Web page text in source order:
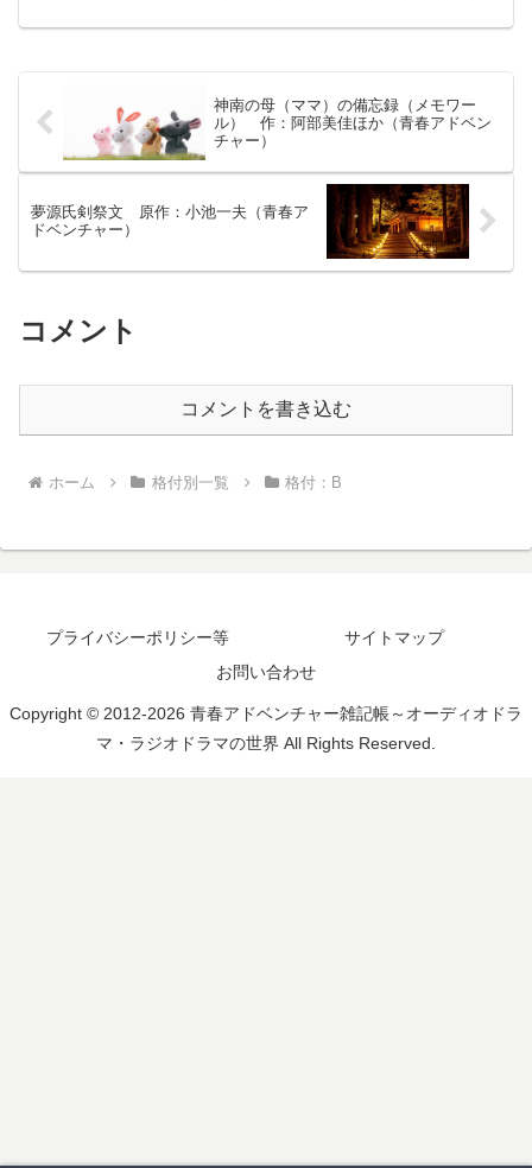
と辿り着くという「光の世界」の伝説。
アリスはその世界へと行くことを目的と
した反政府組織「ホワイト・ラビッツ」
の最後の生き残りであるという。地下警
察に追われるアリスを守るとともに、目
の見える少年のうちに「光の世界」を見
ることを決心した3人組は、アリスに同行
し縦穴に潜るが、やがて3人組も軍隊と地
下警察から追われる身となってしまう。
「光の世界」は本当にあるのか、アリス
神南の母（ママ）の備忘録（メモワー
ル） 作：阿部美佳ほか（青春アドベン
チャー）
夢源氏剣祭文 原作：小池一夫（青春ア
ドベンチャー）
コメント
コメントを書き込む
ホーム 格付別一覧 格付：B
プライバシーポリシー等
サイトマップ
お問い合わせ
Copyright © 2012-2026 青春アドベンチャー雑記帳～オーディオドラ
マ・ラジオドラマの世界 All Rights Reserved.